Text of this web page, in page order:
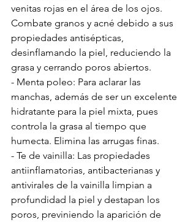
venitas rojas en el área de los ojos.
Combate granos y acné debido a sus
propiedades antisépticas,
desinflamando la piel, reduciendo la
grasa y cerrando poros abiertos.
- Menta poleo: Para aclarar las
manchas, además de ser un excelente
hidratante para la piel mixta, pues
controla la grasa al tiempo que
humecta. Elimina las arrugas finas.
- Te de vainilla: Las propiedades
antiinflamatorias, antibacterianas y
antivirales de la vainilla limpian a
profundidad la piel y destapan los
poros, previniendo la aparición de